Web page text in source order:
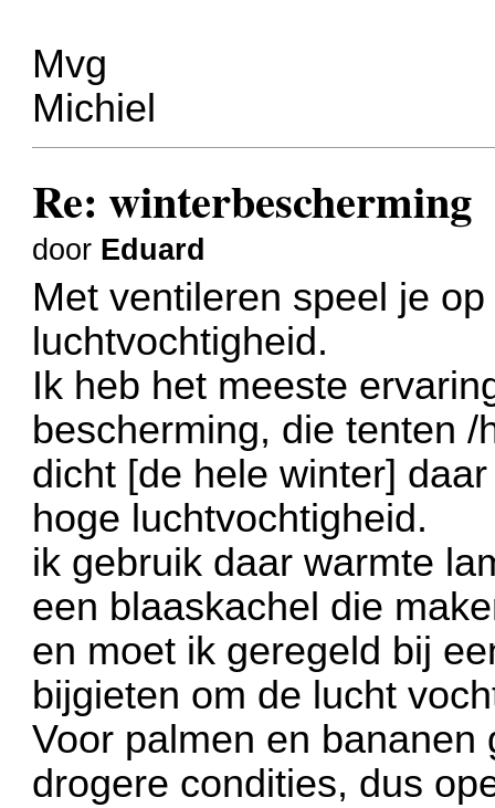
Mvg
Michiel
Re: winterbescherming
door Eduard
Met ventileren speel je
luchtvochtigheid.
Ik heb het meeste
bescherming, die tenten
dicht [de hele winter]
hoge luchtvochtigheid.
ik gebruik daar warmte
een blaaskachel die
en moet ik geregeld bij
bijgieten om de lucht
Voor palmen en
drogere condities, dus